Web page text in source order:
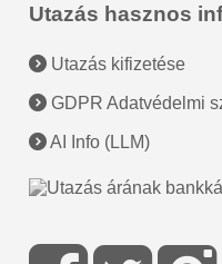
Utazás hasznos
Utazás kifizetése
GDPR Adatvédelmi
AI Info (LLM)